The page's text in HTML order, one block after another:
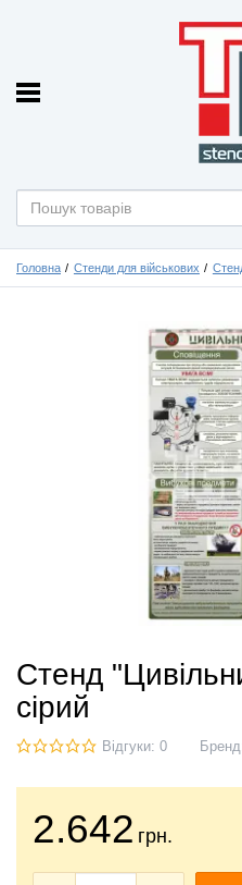
Головна Стенди для військових
Стенд
сірий
Відгуки: 0
2.642 грн.